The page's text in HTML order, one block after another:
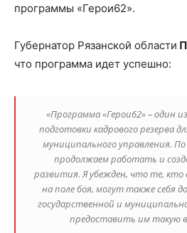
программы «Герои62».
Губернатор Рязанской области
что программа идет успешно:
«Программа «Герои62» – один
подготовки кадрового резерва
муниципального управления.
продолжаем работать и
развития. Я убежден, что те, кто
на поле боя, могут также себя
государственной и
предоставить им такую